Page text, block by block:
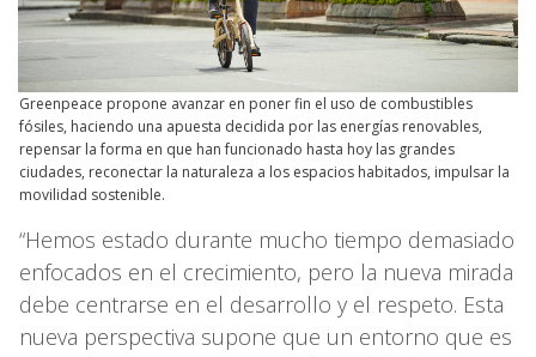
Greenpeace propone avanzar en poner fin el uso de combustibles
fósiles, haciendo una apuesta decidida por las energías renovables,
repensar la forma en que han funcionado hasta hoy las grandes
ciudades, reconectar la naturaleza a los espacios habitados, impulsar la
movilidad sostenible.
“Hemos estado durante mucho tiempo demasiado
enfocados en el crecimiento, pero la nueva mirada
debe centrarse en el desarrollo y el respeto. Esta
nueva perspectiva supone que un entorno que es